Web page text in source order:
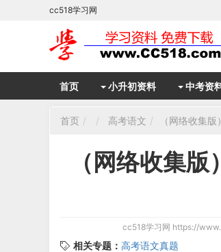
cc518学习网
首页 小升初资料 中考资
首页 高考语文 （网络收集
（网络收集
cc518学习网 https://
相关专题： 高考语文真题